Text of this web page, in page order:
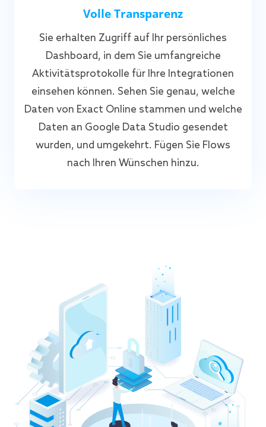
Volle Transparenz
Sie erhalten Zugriff auf Ihr persönliches
Dashboard, in dem Sie umfangreiche
Aktivitätsprotokolle für Ihre Integrationen
einsehen können. Sehen Sie genau, welche
Daten von Exact Online stammen und welche
Daten an Google Data Studio gesendet
wurden, und umgekehrt. Fügen Sie Flows
nach Ihren Wünschen hinzu.